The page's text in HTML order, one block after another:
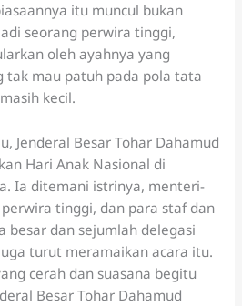
itu muncul bukan
seorang perwira tinggi,
oleh ayahnya yang
tak mau patuh pada pola tata
kecil.
Jenderal Besar Tohar Dahamud
Hari Anak Nasional di
Ia ditemani istrinya, menteri-
tinggi, dan para staf dan
besar dan sejumlah delegasi
turut meramaikan acara itu.
cerah dan suasana begitu
Besar Tohar Dahamud